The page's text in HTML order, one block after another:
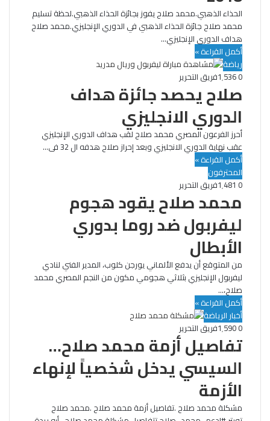
الحذاء الذهبي.محمد صلاح يفوز بجائزة الحذاء الذهبي.لحظة تسليم
محمد صلاح جائزة الحذاء الذهبي في الدوري الإنجليزي.محمد صلاح
هداف الدوري الإنجليزي…
أكمل القراءة »
رياضة
فريق التحرير
0
صلاح يحصد جائزة هداف
الدوري الانجليزي
أحرز الفرعون المصري محمد صلاح لقب هداف الدوري الإنجليزي
عقب نهاية الدوري الانجليزي وبعد إحراز صلاح هدفه ال 32 فى…
أكمل القراءة »
المحترفون
فريق التحرير
0
محمد صلاح يقود هجوم
ليفربول ضد روما بدوري
الأبطال
من المتوقع أن يدفع الألماني يورجن كلوب، المدير الفني لنادي
ليفربول الإنجليزي بثلاثي هجومي مكون من النجم المصري محمد
صلاح،…
أكمل القراءة »
أخبار الرياضة
فريق التحرير
0
تفاصيل أزمة محمد صلاح…
السيسي يدخل شخصياً لإنهاء
الأزمة
مشكلة محمد صلاح .تفاصيل أزمة محمد صلاح .محمد صلاح